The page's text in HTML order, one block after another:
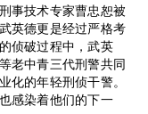
事技术专家曹忠恕被
英德更是经过严格考
侦破过程中，武英
老中青三代刑警共同
化的年轻刑侦干警。
感染着他们的下一